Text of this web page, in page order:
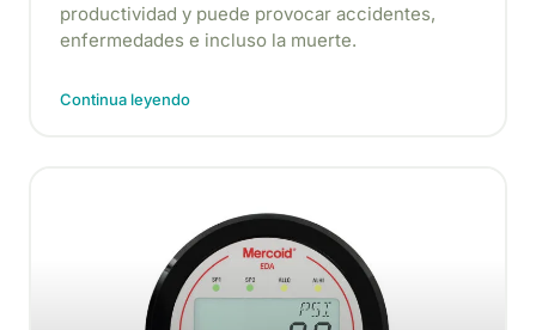
productividad y puede provocar accidentes,
enfermedades e incluso la muerte.
Continua leyendo